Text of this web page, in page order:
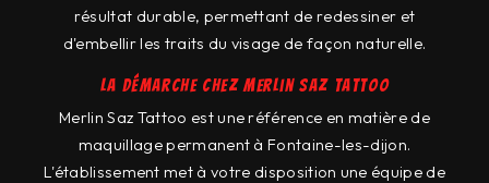
résultat durable, permettant de redessiner et
d'embellir les traits du visage de façon naturelle.
La démarche chez Merlin Saz Tattoo
Merlin Saz Tattoo est une référence en matière de
maquillage permanent à Fontaine-les-dijon.
L'établissement met à votre disposition une équipe de